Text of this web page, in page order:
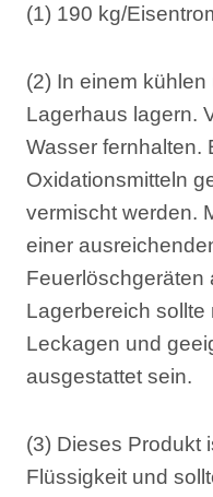
(1) 190 kg/
(2) In einem
Lagerhaus lagern.
Wasser fernhalten.
Oxidationsmitteln
vermischt werden.
einer
Feuerlöschgeräten
Lagerbereich sollte
Leckagen und
ausgestattet sein.
(3) Dieses Produkt
Flüssigkeit und